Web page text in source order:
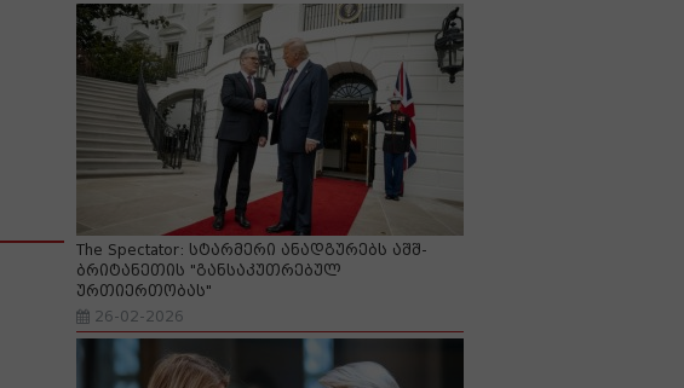
The Spectator: სტარმერი ანადგურებს აშშ-
ბრიტანეთის "განსაკუთრებულ
ურთიერთობას"
26-02-2026